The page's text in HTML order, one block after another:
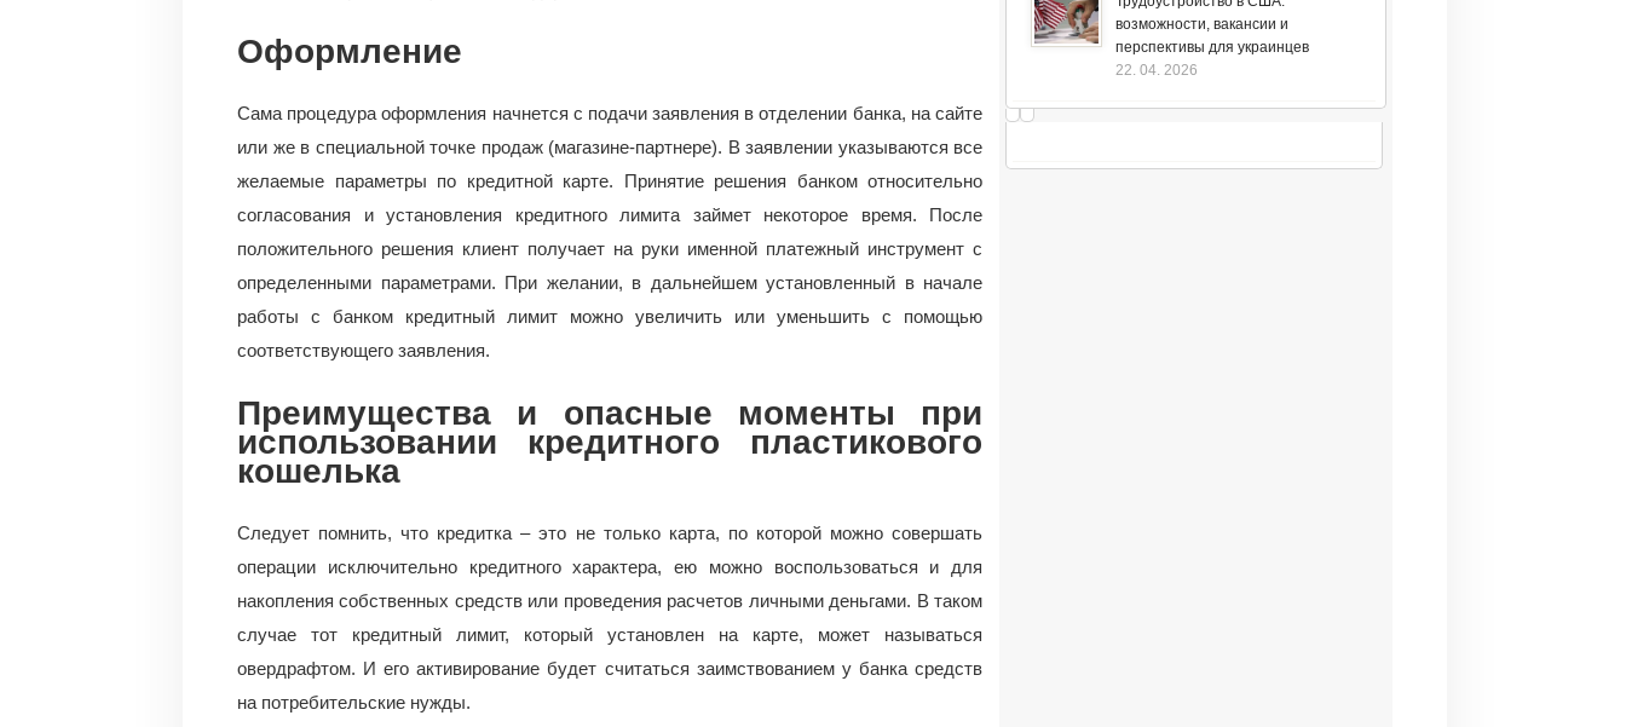
Оформление
Сама процедура оформления начнется с подачи заявления в отделении банка, на сайте
или же в специальной точке продаж (магазине-партнере). В заявлении указываются все
желаемые параметры по кредитной карте. Принятие решения банком относительно
согласования и установления кредитного лимита займет некоторое время. После
положительного решения клиент получает на руки именной платежный инструмент с
определенными параметрами. При желании, в дальнейшем установленный в начале
работы с банком кредитный лимит можно увеличить или уменьшить с помощью
соответствующего заявления.
Преимущества и опасные моменты при
использовании кредитного пластикового
кошелька
Следует помнить, что кредитка – это не только карта, по которой можно совершать
операции исключительно кредитного характера, ею можно воспользоваться и для
накопления собственных средств или проведения расчетов личными деньгами. В таком
случае тот кредитный лимит, который установлен на карте, может называться
овердрафтом. И его активирование будет считаться заимствованием у банка средств
на потребительские нужды.
возможности, вакансии и
перспективы для украинцев
22. 04. 2026